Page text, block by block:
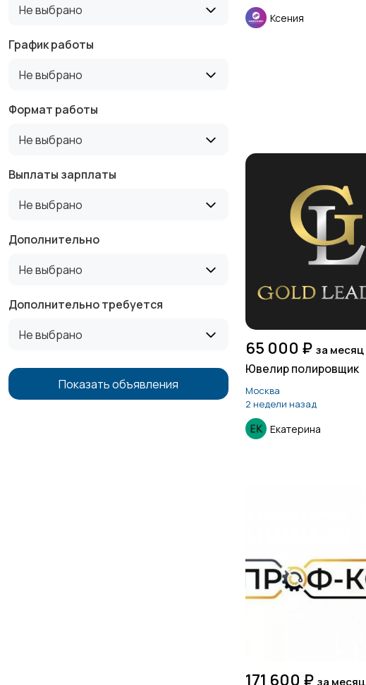
Не выбрано
График работы
Не выбрано
Формат работы
Не выбрано
Выплаты зарплаты
Не выбрано
Дополнительно
Не выбрано
Дополнительно требуется
Не выбрано
Показать объявления
Ксения
65 000 ₽ за месяц
Ювелир полировщик
Москва
2 недели назад
Екатерина
171 600 ₽ за месяц